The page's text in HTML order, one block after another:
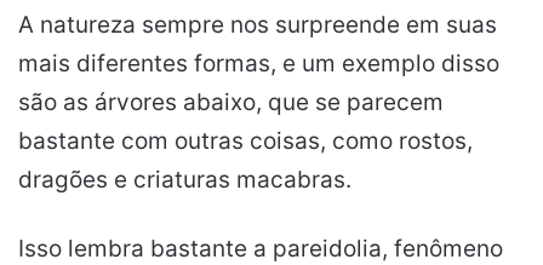
A natureza sempre nos surpreende em suas
mais diferentes formas, e um exemplo disso
são as árvores abaixo, que se parecem
bastante com outras coisas, como rostos,
dragões e criaturas macabras.
Isso lembra bastante a pareidolia, fenômeno